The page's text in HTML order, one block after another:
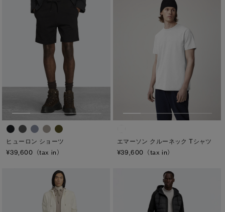
サマー 26 コレクションLOOK
日本限定モデル
スノーグース
メイドインジャパンTシャツ
アウターウェア
アパレル
アクセサリー
フットウェア
コレクション
サマー 26 コレクションLOOK
日本限定モデル
スノーグース
メイドインジャパンTシャツ
アウターウェア
アパレル
アクセサリー
フットウェア
コレクション
アーカイブの希少なピースもご覧いただけます。
※カテゴリを表示するにはジェンダーにチェックをお入れください
ウィメンズ
キッズ
ディスク
ブラック ディスク
クラシック ディスク
ヒューロン ショーツ
¥39,600（tax in）
エマーソン クルーネック Tシャツ
¥39,600（tax in）